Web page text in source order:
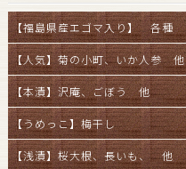
【福島県産エゴマ入り】 各種
【人気】菊の小町、いか人参 他
【本漬】沢庵、ごぼう 他
【うめっこ】梅干し
【浅漬】桜大根、長いも、 他